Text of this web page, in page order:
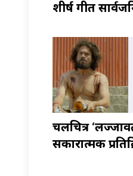
शीर्ष गीत
चलचित्र
सकारात्मक